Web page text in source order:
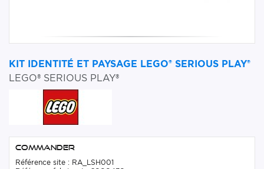
KIT IDENTITÉ ET PAYSAGE LEGO® SERIOUS PLAY®
LEGO® SERIOUS PLAY®
Commander
Référence site : RA_LSH001